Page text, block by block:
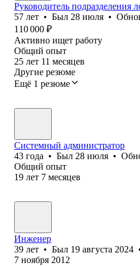
Руководитель подразделения
57 лет • Был 28 июля •
110 000 ₽
Активно ищет работу
Общий опыт
25 лет 11 месяцев
Другие резюме
Ещё 1 резюме
Системный администратор
43 года • Был 28 июля •
Общий опыт
19 лет 7 месяцев
Инженер
39 лет • Был 19 августа 2024
7 ноября 2012